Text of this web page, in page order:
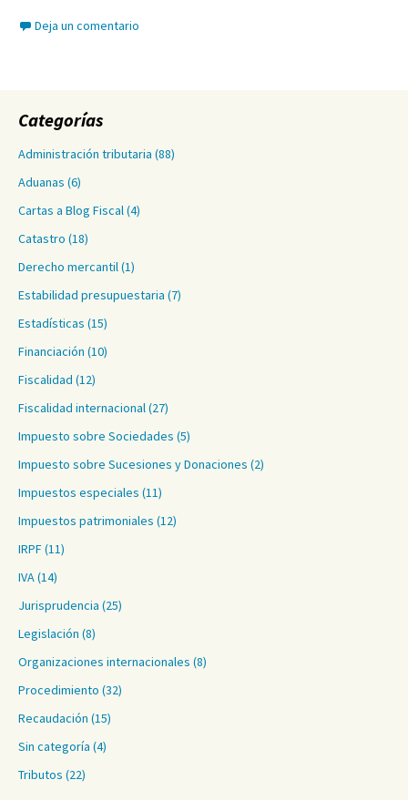
Deja un comentario
Categorías
Administración tributaria (88)
Aduanas (6)
Cartas a Blog Fiscal(4)
Catastro (18)
Derecho mercantil(1)
Estabilidad presupuestaria (7)
Estadísticas (15)
Financiación (10)
Fiscalidad (12)
Fiscalidad internacional(27)
Impuesto sobre Sociedades (5)
Impuesto sobre Sucesiones y Donaciones (2)
Impuestos especiales (11)
Impuestos patrimoniales (12)
IRPF(11)
IVA(14)
Jurisprudencia (25)
Legislación (8)
Organizaciones internacionales (8)
Procedimiento (32)
Recaudación (15)
Sin categoría (4)
Tributos (22)